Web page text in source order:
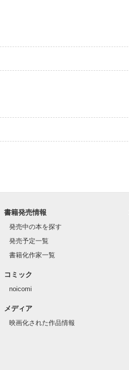
書籍発売情報
発売中の本を探す
発売予定一覧
書籍化作家一覧
コミック
noicomi
メディア
映画化された作品情報